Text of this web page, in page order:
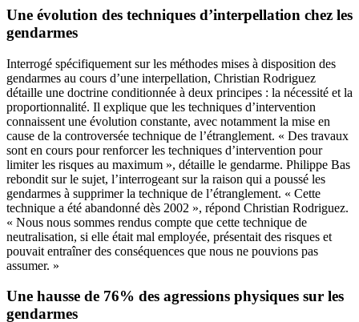
Une évolution des techniques d’interpellation chez les
gendarmes
Interrogé spécifiquement sur les méthodes mises à disposition des
gendarmes au cours d’une interpellation, Christian Rodriguez
détaille une doctrine conditionnée à deux principes : la nécessité et la
proportionnalité. Il explique que les techniques d’intervention
connaissent une évolution constante, avec notamment la mise en
cause de la controversée technique de l’étranglement. « Des travaux
sont en cours pour renforcer les techniques d’intervention pour
limiter les risques au maximum », détaille le gendarme. Philippe Bas
rebondit sur le sujet, l’interrogeant sur la raison qui a poussé les
gendarmes à supprimer la technique de l’étranglement. « Cette
technique a été abandonné dès 2002 », répond Christian Rodriguez.
« Nous nous sommes rendus compte que cette technique de
neutralisation, si elle était mal employée, présentait des risques et
pouvait entraîner des conséquences que nous ne pouvions pas
assumer. »
Une hausse de 76% des agressions physiques sur les
gendarmes